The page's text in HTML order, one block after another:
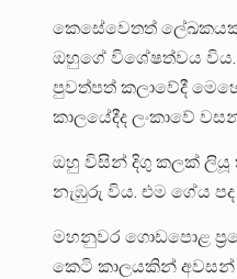
කෙසේවෙතත්
ඔහුගේ විශේෂත්වය
පුවත්පත් කලාවේදී
කාලයේදීද ලංකාවේ
ඔහු විසින් දිගු කලක් ලියූ
නැඹුරු විය. එම ගේය
මහනුවර ගොඩපොළ
කෙටි කාලයකින්